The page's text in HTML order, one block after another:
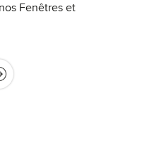
Fenêtres et